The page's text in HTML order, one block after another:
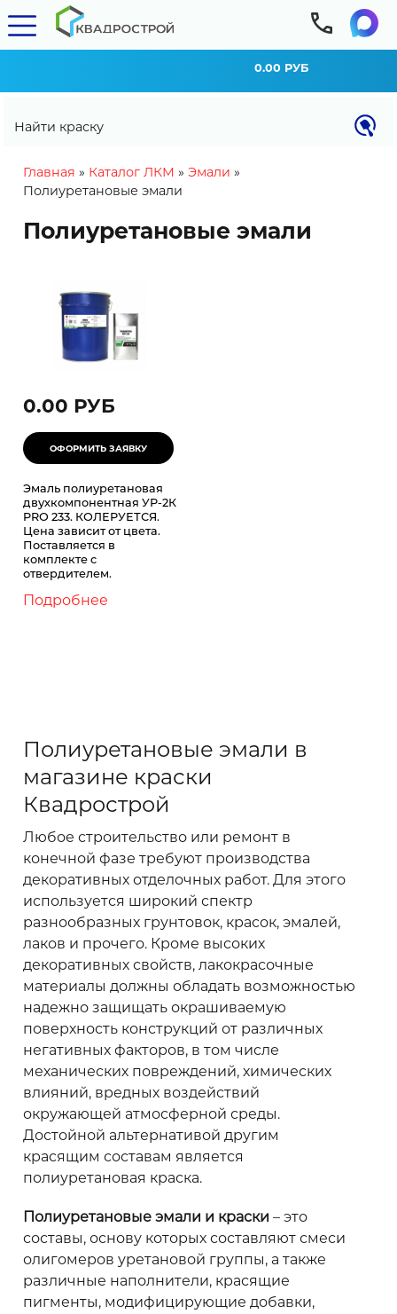
Найти краску
0.00 РУБ
You are here
Главная » Каталог ЛКМ » Эмали »
Полиуретановые эмали
Полиуретановые эмали
0.00 РУБ
Эмаль полиуретановая
двухкомпонентная УР-2К
PRO 233. КОЛЕРУЕТСЯ.
Цена зависит от цвета.
Поставляется в
комплекте с
отвердителем.
Подробнее
Полиуретановые эмали в
магазине краски
Квадрострой
Любое строительство или ремонт в
конечной фазе требуют производства
декоративных отделочных работ. Для этого
используется широкий спектр
разнообразных грунтовок, красок, эмалей,
лаков и прочего. Кроме высоких
декоративных свойств, лакокрасочные
материалы должны обладать возможностью
надежно защищать окрашиваемую
поверхность конструкций от различных
негативных факторов, в том числе
механических повреждений, химических
влияний, вредных воздействий
окружающей атмосферной среды.
Достойной альтернативой другим
красящим составам является
полиуретановая краска.
Полиуретановые эмали и краски – это
составы, основу которых составляют смеси
олигомеров уретановой группы, а также
различные наполнители, красящие
пигменты, модифицирующие добавки,